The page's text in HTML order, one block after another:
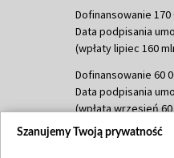
Dofinansowanie 170
Data podpisania
(wpłaty lipiec 160
Dofinansowanie 60
Data podpisania
(wpłata wrzesień
Dofinansowanie 635
Szanujemy Twoją prywatność